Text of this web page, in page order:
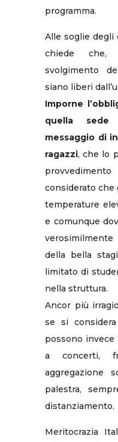
programma.
Alle soglie degli
chiede che,
svolgimento
siano liberi
Imporne
quella sede
messaggio di
ragazzi, che lo
considerato che
temperature
e comunque
della bella
limitato di
nella struttura.
Ancor più
se si
possono
a concerti,
aggregazione
palestra,
distanziamento.
Meritocrazia